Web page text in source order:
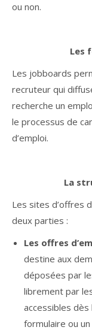
ou non.
Les
Les jobboards
recruteur qui
recherche un
le processus de
d’emploi.
La
Les sites d’offres
deux parties :
Les offres
destine aux
déposées par
librement par
accessibles
formulaire ou